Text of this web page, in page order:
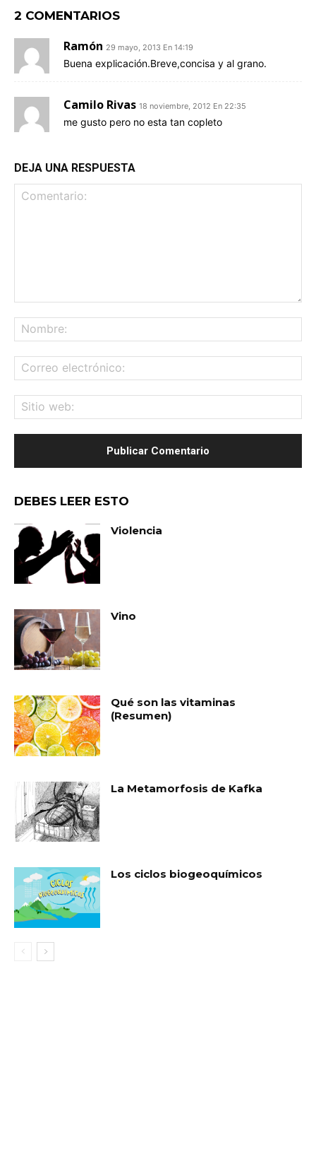
2 COMENTARIOS
Ramón 29 mayo, 2013 En 14:19
Buena explicación.Breve,concisa y al grano.
Camilo Rivas 18 noviembre, 2012 En 22:35
me gusto pero no esta tan copleto
DEJA UNA RESPUESTA
DEBES LEER ESTO
Violencia
Vino
Qué son las vitaminas
(Resumen)
La Metamorfosis de Kafka
Los ciclos biogeoquímicos